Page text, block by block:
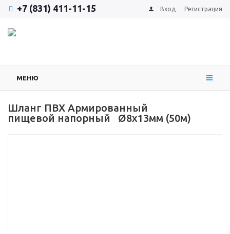
+7 (831) 411-11-15 Вход Регистрация
МЕНЮ
Шланг ПВХ Армированный
пищевой напорный Ø8х13мм (50м)